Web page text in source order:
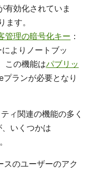
有効化されていま
す。
管理の暗号化キー ：
よりノートブッ
この機能はパブリッ
ランが必要となり
ィ関連の機能の多く
いくつかは
スのユーザーのアク